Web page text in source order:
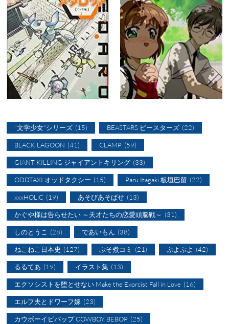
"文学少女"シリーズ (15) BEASTARS ビースターズ (22)
BLACK LAGOON (41) CLAMP (59)
GIANT KILLING ジャイアントキリング (33)
ODDTAXI オッドタクシー (15) Paru Itagaki 板垣巴留 (22)
xxxHOLiC (19) あそびあそばせ (13)
かぐや様は告らせたい ～天才たちの恋愛頭脳戦～ (31)
しのとうこ (28) であいもん (38)
ねこねこ日本史 (127) ぷそ煮コミ (21) ぷよぷよ (42)
るるてあ (19) イラスト集 (13)
エクソシストを堕とせない Make the Exorcist Fall in Love (16)
エルフ夫とドワーフ嫁 (23)
カウボーイビバップ COWBOY BEBOP (25)